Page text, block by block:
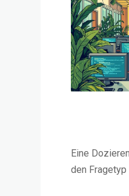
Eine
den Fragetyp